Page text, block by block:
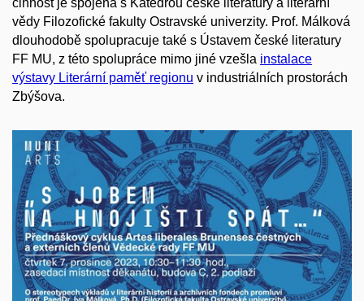
vědy Filozofické fakulty Ostravské univerzity. Prof. Málková
dlouhodobě spolupracuje také s Ústavem české literatury
FF MU, z této spolupráce mimo jiné vzešla instalace
výstavy Literární paměť regionu v industriálních prostorách
Zbýšova.